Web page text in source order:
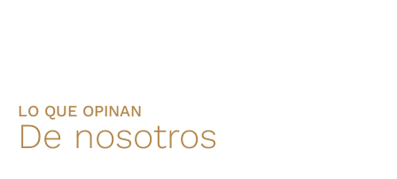
LO QUE OPINAN
De nosotros